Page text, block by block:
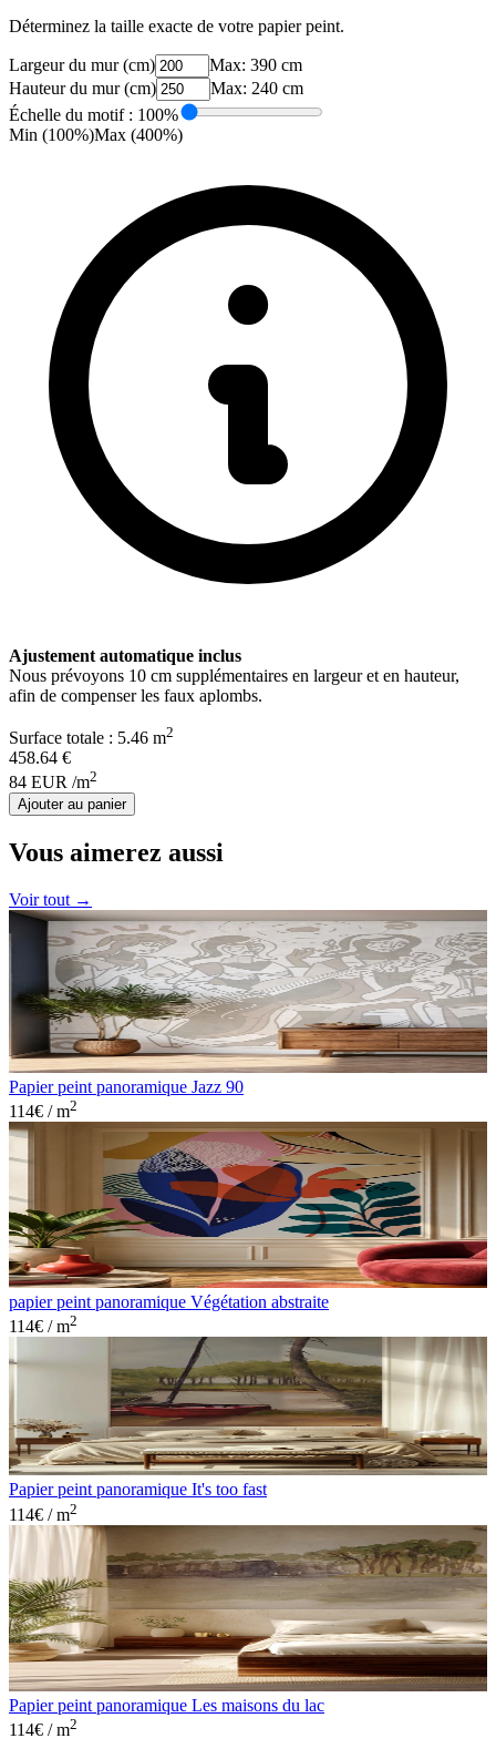
Déterminez la taille exacte de votre papier peint.
Largeur du mur (cm) Max: 390 cm
Hauteur du mur (cm)
Max: 240 cm
Échelle du motif : 100%
Min (100%)Max (400%)
Ajustement automatique inclus
Nous prévoyons 10 cm supplémentaires en largeur et en hauteur,
afin de compenser les faux aplombs.
Surface totale : 5.46 m2
458.64 €
84 EUR /m2
Ajouter au panier
Vous aimerez aussi
Voir tout →
Papier peint panoramique Jazz 90
114€ / m2
papier peint panoramique Végétation abstraite
114€ / m2
Papier peint panoramique It's too fast
114€ / m2
Papier peint panoramique Les maisons du lac
114€ / m2